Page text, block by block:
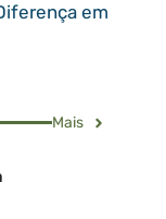
em
Mais